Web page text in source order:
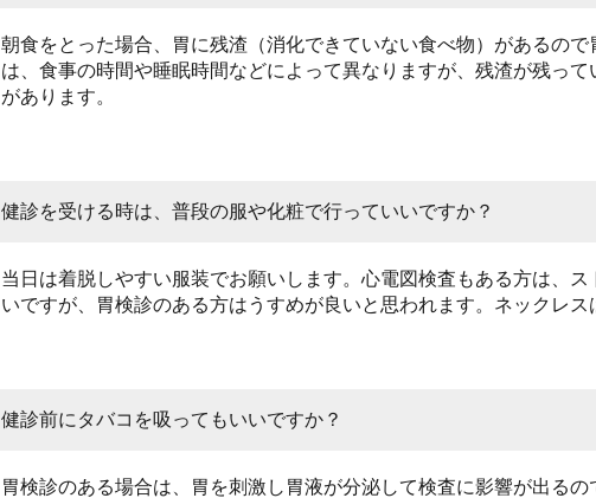
朝食をとった場合、胃に残渣（消化できていない食べ物）があるの
は、食事の時間や睡眠時間などによって異なりますが、残渣が残っ
があります。
健診を受ける時は、普段の服や化粧で行っていいですか？
当日は着脱しやすい服装でお願いします。心電図検査もある方は、
いですが、胃検診のある方はうすめが良いと思われます。ネックレス
健診前にタバコを吸ってもいいですか？
胃検診のある場合は、胃を刺激し胃液が分泌して検査に影響が出るの